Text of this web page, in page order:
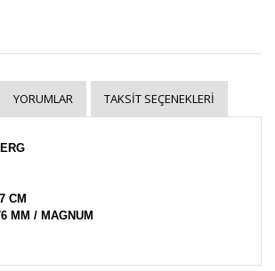
YORUMLAR TAKSIT SEÇENEKLERI
CM
MM / MAGNUM